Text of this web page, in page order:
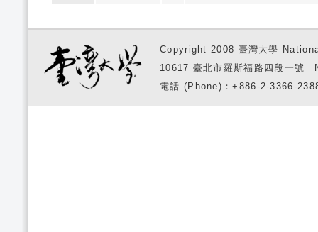
Copyright 2008 臺灣大學
10617 臺北市羅斯福路四段一
電話 (Phone)：+886-2-3366-